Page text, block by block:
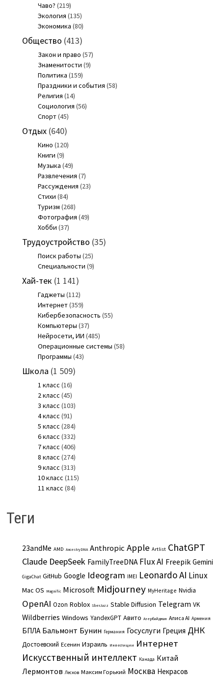
Чаво? (219)
Экология (135)
Экономика (80)
Общество (413)
Закон и право (57)
Знаменитости (9)
Политика (159)
Праздники и события (58)
Религия (14)
Социология (56)
Спорт(45)
Отдых(640)
Кино (120)
Книги (9)
Музыка (49)
Развлечения (7)
Рассуждения (23)
Стихи (84)
Туризм (268)
Фотография (49)
Хобби (37)
Трудоустройство (35)
Поиск работы (25)
Специальности (9)
Хай-тек (1 141)
Гаджеты (112)
Интернет(359)
Кибербезопасность (55)
Компьютеры (37)
Нейросети, ИИ (485)
Операционные системы (58)
Программы (43)
Школа (1 509)
1 класс (16)
2 класс (45)
3 класс (103)
4 класс (91)
5 класс (284)
6 класс (332)
7 класс (406)
8 класс (274)
9 класс (313)
10 класс (115)
11 класс (84)
Теги
23andMe AMD AncestryDNA Anthropic Apple Artlist ChatGPT
Claude DeepSeek FamilyTreeDNA Flux AI Freepik Gemini
GigaChat GitHub Google Ideogram IMEI Leonardo AI Linux
Mac OS Magnific Microsoft Midjourney MyHeritage Nvidia
OpenAI Ozon Roblox SberJazz Stable Diffusion Telegram VK
Wildberries Windows YandexGPT Авито Азербайджан Алиса AI Армения
БПЛА Бальмонт Бунин Германия Госуслуги Греция ДНК
Достоевский Есенин Израиль Инвестиции Интернет
Искусственный интеллект Канада Китай
Лермонтов Лесков Максим Горький Москва Некрасов